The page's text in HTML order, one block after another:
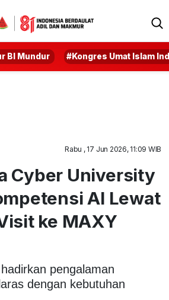
BI Mundur #Kongres Umat Islam
Rabu , 17 Jun 2026, 11:09 WIB
Cyber University
AI Lewat
ke MAXY
pengalaman
dengan kebutuhan